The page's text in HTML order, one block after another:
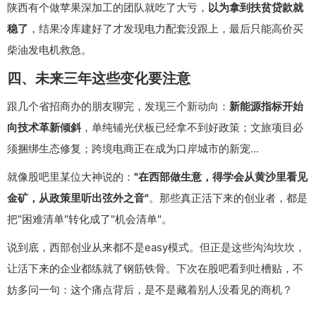
陕西有个做苹果深加工的团队就吃了大亏， 以为拿到扶贫贷款就
稳了 ，结果冷库建好了才发现电力配套没跟上，最后只能高价买
柴油发电机救急。
四、未来三年这些变化要注意
跟几个省招商办的朋友聊完，发现三个新动向： 新能源指标开始
向技术革新倾斜，单纯铺光伏板已经拿不到好政策；文旅项目必
须捆绑生态修复；跨境电商正在成为口岸城市的新宠...
就像股吧里某位大神说的： "在西部做生意，得学会从黄沙里看见
金矿，从政策里听出弦外之音"。那些真正活下来的创业者，都是
把"困难清单"转化成了"机会清单"。
说到底，西部创业从来都不是easy模式。但正是这些沟沟坎坎，
让活下来的企业都练就了钢筋铁骨。下次在股吧看到吐槽贴，不
妨多问一句：这个痛点背后，是不是藏着别人没看见的商机？